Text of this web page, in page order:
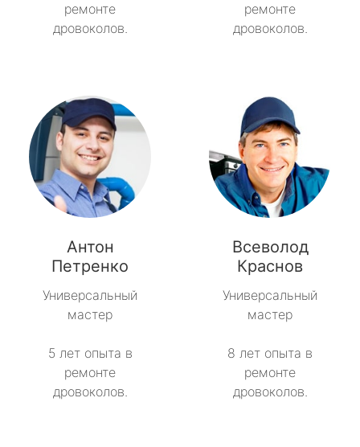
ремонте
дровоколов.
ремонте
дровоколов.
Антон
Петренко
Универсальный
мастер
5 лет опыта в
ремонте
дровоколов.
Всеволод
Краснов
Универсальный
мастер
8 лет опыта в
ремонте
дровоколов.